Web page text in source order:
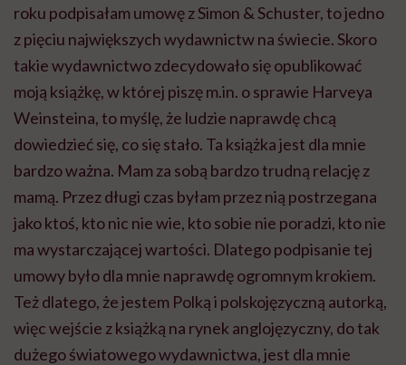
roku podpisałam umowę z Simon & Schuster, to jedno
z pięciu największych wydawnictw na świecie. Skoro
takie wydawnictwo zdecydowało się opublikować
moją książkę, w której piszę m.in. o sprawie Harveya
Weinsteina, to myślę, że ludzie naprawdę chcą
dowiedzieć się, co się stało. Ta książka jest dla mnie
bardzo ważna. Mam za sobą bardzo trudną relację z
mamą. Przez długi czas byłam przez nią postrzegana
jako ktoś, kto nic nie wie, kto sobie nie poradzi, kto nie
ma wystarczającej wartości. Dlatego podpisanie tej
umowy było dla mnie naprawdę ogromnym krokiem.
Też dlatego, że jestem Polką i polskojęzyczną autorką,
więc wejście z książką na rynek anglojęzyczny, do tak
dużego światowego wydawnictwa, jest dla mnie